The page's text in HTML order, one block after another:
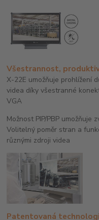
Všestrannost,
X-22E umožňuje prohlížení
videa díky všestranné
VGA
Možnost PIP/PBP
Volitelný poměr stran a
různými zdroji videa
Patentovaná